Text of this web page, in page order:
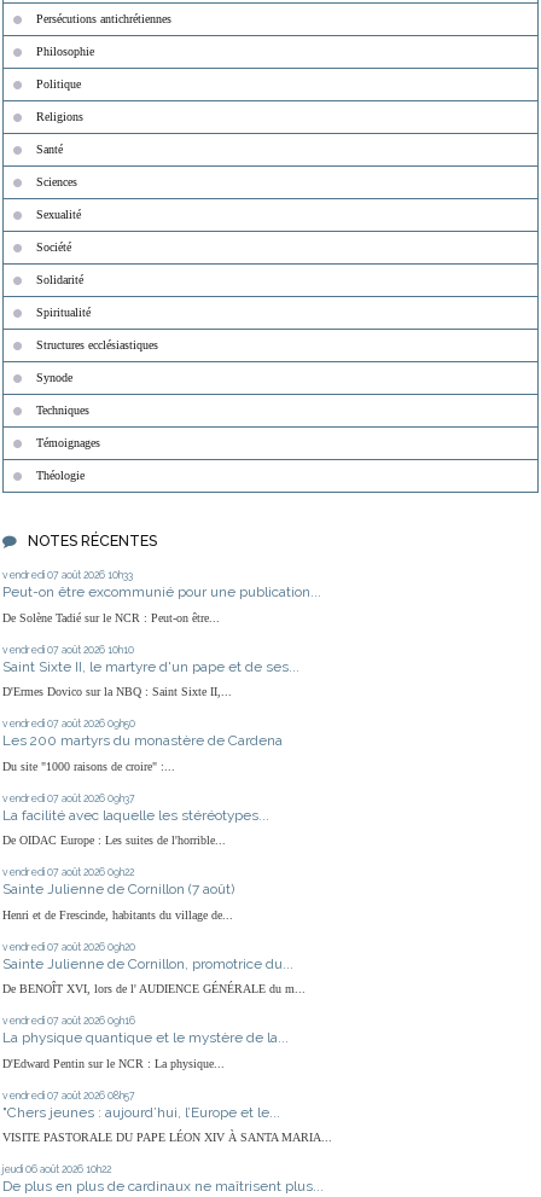
Persécutions antichrétiennes
Philosophie
Politique
Religions
Santé
Sciences
Sexualité
Société
Solidarité
Spiritualité
Structures ecclésiastiques
Synode
Techniques
Témoignages
Théologie
NOTES RÉCENTES
vendredi 07 août 2026 10h33
Peut-on être excommunié pour une publication...
De Solène Tadié sur le NCR : Peut-on être...
vendredi 07 août 2026 10h10
Saint Sixte II, le martyre d'un pape et de ses...
D'Ermes Dovico sur la NBQ : Saint Sixte II,...
vendredi 07 août 2026 09h50
Les 200 martyrs du monastère de Cardena
Du site "1000 raisons de croire" :...
vendredi 07 août 2026 09h37
La facilité avec laquelle les stéréotypes...
De OIDAC Europe : Les suites de l'horrible...
vendredi 07 août 2026 09h22
Sainte Julienne de Cornillon (7 août)
Henri et de Frescinde, habitants du village de...
vendredi 07 août 2026 09h20
Sainte Julienne de Cornillon, promotrice du...
De BENOÎT XVI, lors de l' AUDIENCE GÉNÉRALE du m...
vendredi 07 août 2026 09h16
La physique quantique et le mystère de la...
D'Edward Pentin sur le NCR : La physique...
vendredi 07 août 2026 08h57
"Chers jeunes : aujourd’hui, l’Europe et le...
VISITE PASTORALE DU PAPE LÉON XIV À SANTA MARIA...
jeudi 06 août 2026 10h22
De plus en plus de cardinaux ne maîtrisent plus...